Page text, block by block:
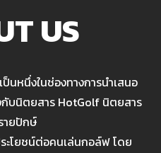
US
นหนึ่งในช่องทางการนำเสนอ
กับนิตยสาร HotGolf นิตยสาร
ยปักษ์
ะโยชน์ต่อคนเล่นกอล์ฟ โดย